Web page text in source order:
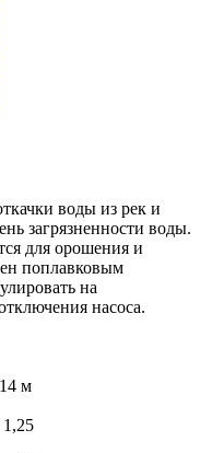
воды из рек и
загрязненности воды.
для орошения и
поплавковым
на
насоса.
м
1,25